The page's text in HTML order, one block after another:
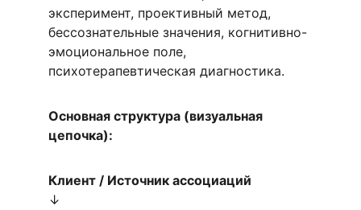
эксперимент, проективный метод,
бессознательные значения, когнитивно-
эмоциональное поле,
психотерапевтическая диагностика.
Основная структура (визуальная
цепочка):
Клиент / Источник ассоциаций
↓